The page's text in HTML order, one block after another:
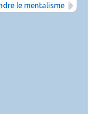
le mentalisme